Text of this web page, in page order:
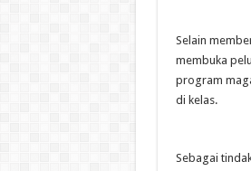
Selain
membuka
program
di kelas.
Sebagai